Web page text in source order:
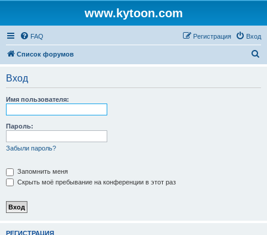
www.kytoon.com
FAQ Вход
Регистрация
Список форумов
Вход
Имя пользователя:
Пароль:
Забыли пароль?
Запомнить меня
Скрыть моё пребывание на конференции в этот раз
РЕГИСТРАЦИЯ